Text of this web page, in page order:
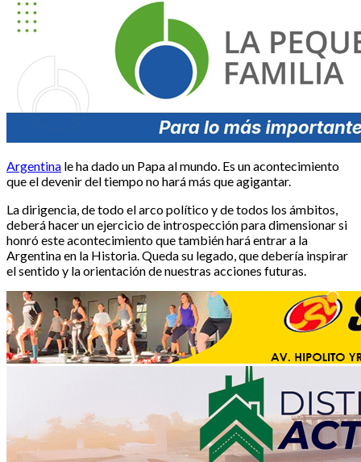
Argentina le ha dado un Papa al mundo. Es un acontecimiento
que el devenir del tiempo no hará más que agigantar.
La dirigencia, de todo el arco político y de todos los ámbitos,
deberá hacer un ejercicio de introspección para dimensionar si
honró este acontecimiento que también hará entrar a la
Argentina en la Historia. Queda su legado, que debería inspirar
el sentido y la orientación de nuestras acciones futuras.